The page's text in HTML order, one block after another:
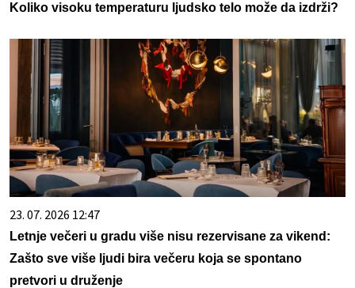
Koliko visoku temperaturu ljudsko telo može da izdrži?
23. 07. 2026 12:47
Letnje večeri u gradu više nisu rezervisane za vikend:
Zašto sve više ljudi bira večeru koja se spontano
pretvori u druženje